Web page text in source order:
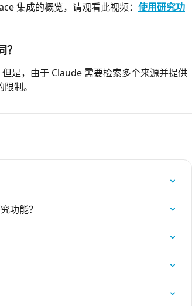
集成的概览，请观看此视频： 使用研究功
是，由于 Claude 需要检索多个来源并提供
制。
功能？